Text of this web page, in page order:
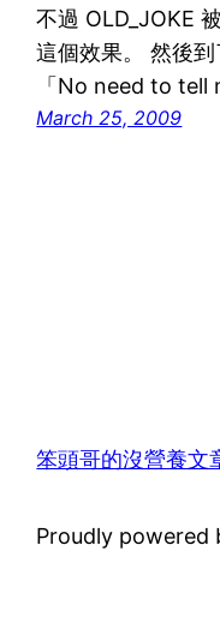
不過 OLD_JOKE
這個效果。 然後
「No need to
March 25, 2009
笨頭哥的沒營養文
Proudly powered